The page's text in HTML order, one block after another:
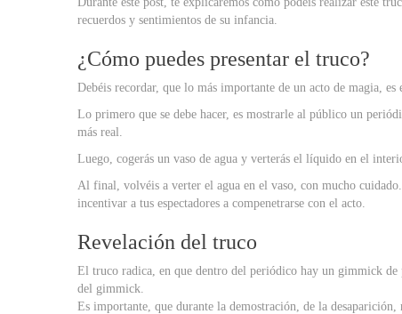
recuerdos y sentimientos de su infancia.
¿Cómo puedes presentar el truco?
Debéis recordar, que lo más importante de un acto de magia,
Lo primero que se debe hacer, es mostrarle al público un
más real.
Luego, cogerás un vaso de agua y verterás el líquido en el
Al final, volvéis a verter el agua en el vaso, con mucho
incentivar a tus espectadores a compenetrarse con el acto.
Revelación del truco
El truco radica, en que dentro del periódico hay un gimmick de
del gimmick.
Es importante, que durante la demostración, de la